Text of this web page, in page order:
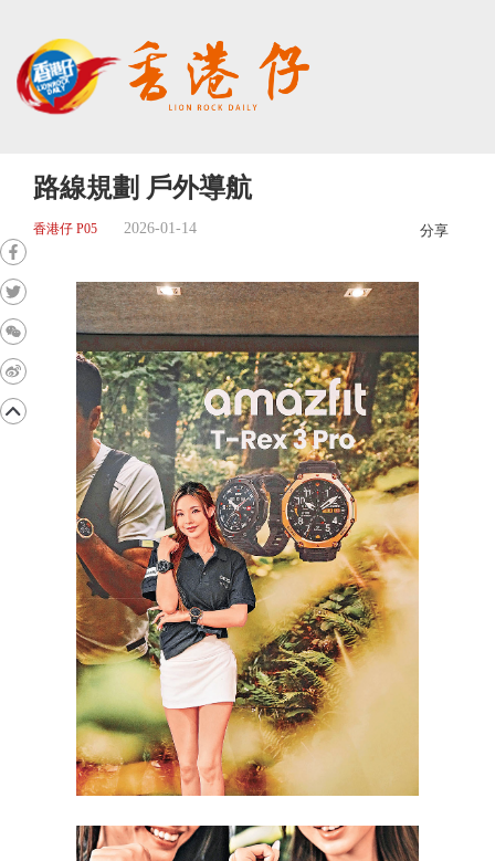
路線規劃 戶外導航
香港仔 P05 2026-01-14 分享